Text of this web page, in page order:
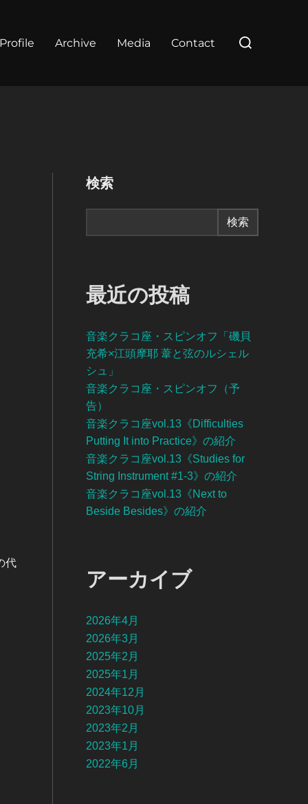
Profile Archive Media Contact
検
代
検索
検索
最近の投稿
音楽クラコ座・スピンオフ「磯貝
充希×江頭摩耶 葦と弦のルシェル
シュ」
音楽クラコ座・スピンオフ（予
告）
音楽クラコ座vol.13《Difficulties
Putting It into Practice》の紹介
音楽クラコ座vol.13《Studies for
String Instrument #1-3》の紹介
音楽クラコ座vol.13《Next to
Beside Besides》の紹介
アーカイブ
2026年4月
2026年3月
2025年2月
2025年1月
2024年12月
2023年10月
2023年2月
2023年1月
2022年6月